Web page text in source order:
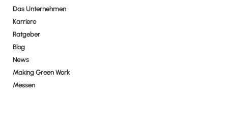
Das Unternehmen
Karriere
Ratgeber
Blog
News
Making Green Work
Messen